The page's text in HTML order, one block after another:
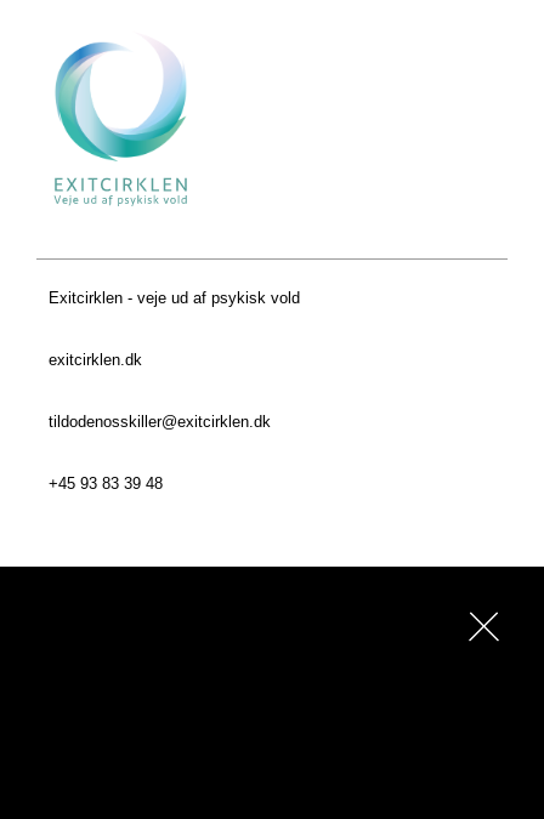
Exitcirklen - veje ud af psykisk vold
exitcirklen.dk
tildodenosskiller@exitcirklen.dk
+45 93 83 39 48